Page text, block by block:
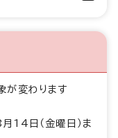
が変わります
14日（金曜日）ま